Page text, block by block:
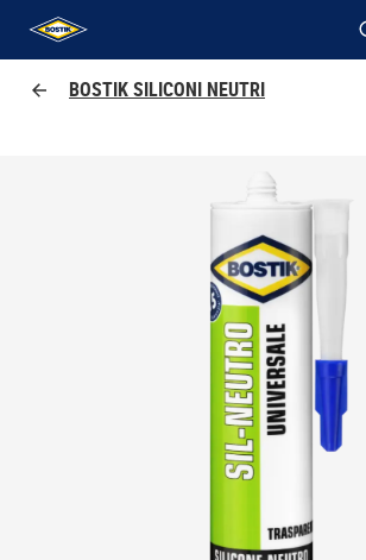
UHU logo
BOSTIK SILICONI NEUTRI